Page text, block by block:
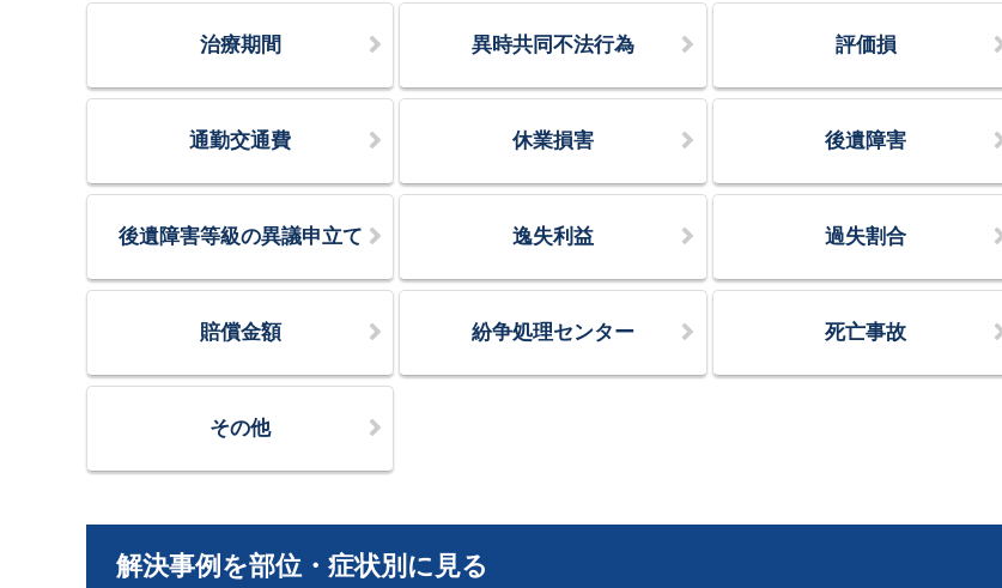
治療期間 異時共同不法行為 評価損
通勤交通費 休業損害 後遺障害
後遺障害等級の異議申立て 逸失利益 過失割合
賠償金額 紛争処理センター 死亡事故
その他
解決事例を部位・症状別に見る